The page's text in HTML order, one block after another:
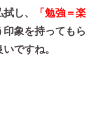
し、
「勉強＝楽
印象を持ってもら
ですね。